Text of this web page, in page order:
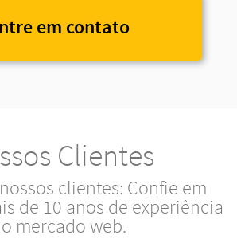
em contato
Clientes
clientes: Confie em
de 10 anos de experiência
mercado web.